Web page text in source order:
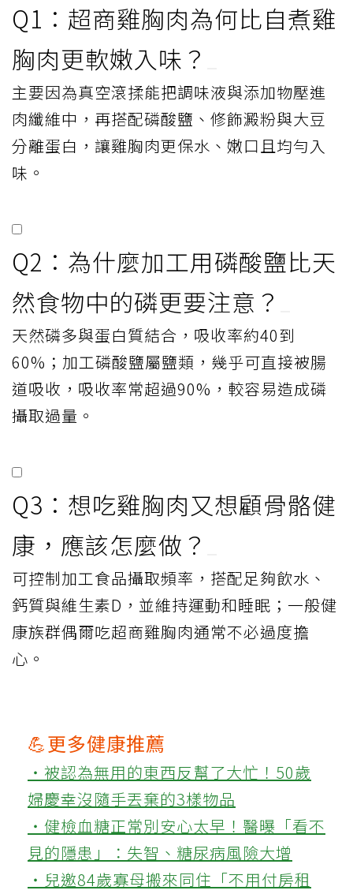
Q1：超商雞胸肉為何比自煮雞
胸肉更軟嫩入味？
主要因為真空滾揉能把調味液與添加物壓進
肉纖維中，再搭配磷酸鹽、修飾澱粉與大豆
分離蛋白，讓雞胸肉更保水、嫩口且均勻入
味。
Q2：為什麼加工用磷酸鹽比天
然食物中的磷更要注意？
天然磷多與蛋白質結合，吸收率約40到
60%；加工磷酸鹽屬鹽類，幾乎可直接被腸
道吸收，吸收率常超過90%，較容易造成磷
攝取過量。
Q3：想吃雞胸肉又想顧骨骼健
康，應該怎麼做？
可控制加工食品攝取頻率，搭配足夠飲水、
鈣質與維生素D，並維持運動和睡眠；一般健
康族群偶爾吃超商雞胸肉通常不必過度擔
心。
💪更多健康推薦
‧被認為無用的東西反幫了大忙！50歲
婦慶幸沒隨手丟棄的3樣物品
‧健檢血糖正常別安心太早！醫曝「看不
見的隱患」：失智、糖尿病風險大增
‧兒邀84歲寡母搬來同住「不用付房租